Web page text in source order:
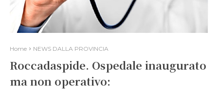
Home NEWS DALLA PROVINCIA
Roccadaspide. Ospedale inaugurato
ma non operativo: